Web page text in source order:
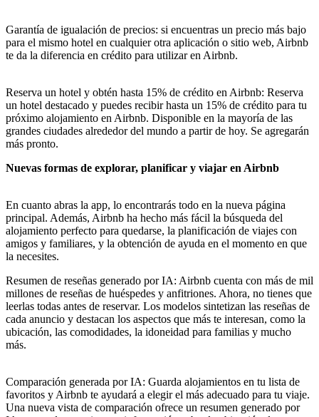
Garantía de igualación de precios: si encuentras un precio más bajo
para el mismo hotel en cualquier otra aplicación o sitio web, Airbnb
te da la diferencia en crédito para utilizar en Airbnb.
Reserva un hotel y obtén hasta 15% de crédito en Airbnb: Reserva
un hotel destacado y puedes recibir hasta un 15% de crédito para tu
próximo alojamiento en Airbnb. Disponible en la mayoría de las
grandes ciudades alrededor del mundo a partir de hoy. Se agregarán
más pronto.
Nuevas formas de explorar, planificar y viajar en Airbnb
En cuanto abras la app, lo encontrarás todo en la nueva página
principal. Además, Airbnb ha hecho más fácil la búsqueda del
alojamiento perfecto para quedarse, la planificación de viajes con
amigos y familiares, y la obtención de ayuda en el momento en que
la necesites.
Resumen de reseñas generado por IA: Airbnb cuenta con más de mil
millones de reseñas de huéspedes y anfitriones. Ahora, no tienes que
leerlas todas antes de reservar. Los modelos sintetizan las reseñas de
cada anuncio y destacan los aspectos que más te interesan, como la
ubicación, las comodidades, la idoneidad para familias y mucho
más.
Comparación generada por IA: Guarda alojamientos en tu lista de
favoritos y Airbnb te ayudará a elegir el más adecuado para tu viaje.
Una nueva vista de comparación ofrece un resumen generado por